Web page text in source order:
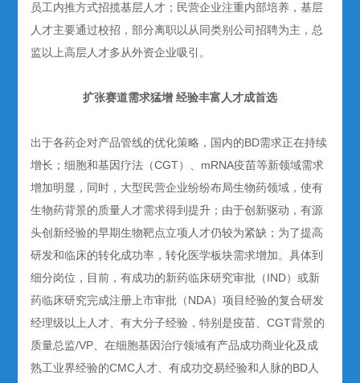
员工内推方式招揽基层人才；民营企业注重内部培养，基层
人才主要通过校招，部分离职以从同类别公司招聘为主，总
监以上高层人才多从外资企业吸引。
扩张赛道需求猛增 经验丰富人才成首选
出于各药企对产品管线的优化策略，国内的BD需求正在持续
增长；细胞和基因疗法（CGT）、mRNA疫苗等新领域需求
增加明显，同时，大型民营企业纷纷布局生物药领域，使有
生物药背景的质量人才需求得到提升；由于创新驱动，有源
头创新经验的早期生物靶点立项人才仍较为紧缺；为了提高
研发和临床的转化成功率，转化医学板块需求增加。具体到
细分岗位，目前，有成功的新药临床研究审批（IND）或新
药临床研究完成注册上市审批（NDA）项目经验的复合研发
经理级以上人才、有大分子经验，特别是疫苗、CGT背景的
质量总监/VP、在细胞基因治疗领域有产品成功商业化及成
熟工业界经验的CMC人才、有成功交易经验和人脉的BD人